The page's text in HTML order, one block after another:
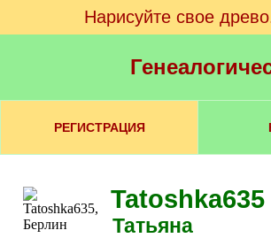
Нарисуйте свое
РЕГИСТРАЦИЯ
Tatoshka635
Татьяна